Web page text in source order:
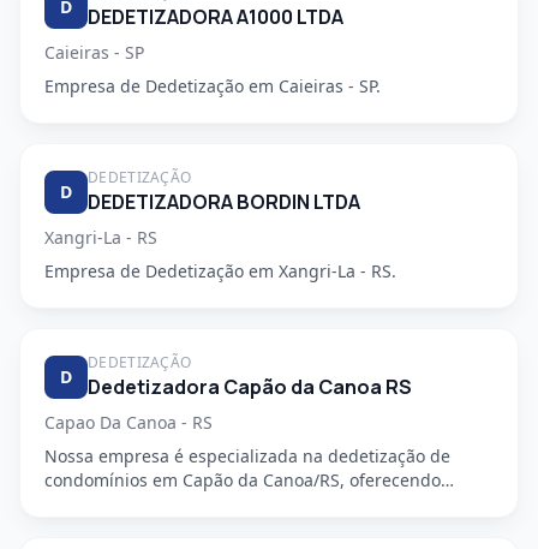
D DEDETIZADORA A1000 LTDA
Caieiras - SP
Empresa de Dedetização em Caieiras - SP.
D
DEDETIZAÇÃO
DEDETIZADORA BORDIN LTDA
Xangri-La - RS
Empresa de Dedetização em Xangri-La - RS.
D
DEDETIZAÇÃO
Dedetizadora Capão da Canoa RS
Capao Da Canoa - RS
Nossa empresa é especializada na dedetização de
condomínios em Capão da Canoa/RS, oferecendo